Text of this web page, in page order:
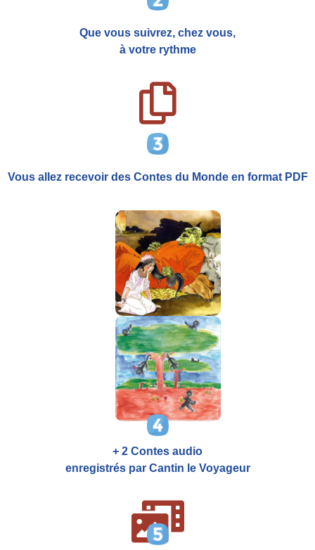
Que vous suivrez, chez vous,
à votre rythme
Vous allez recevoir des Contes du Monde en format PDF
+ 2 Contes audio
enregistrés par Cantin le Voyageur